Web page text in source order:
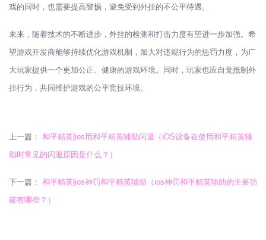
戏的同时，也需要提高警惕，避免受到外挂的不公平待遇。
未来，随着技术的不断进步，外挂的检测和打击力度有望进一步加强。希
望游戏开发商能够持续优化游戏机制，加大对违规行为的惩罚力度，为广
大玩家提供一个更加公正、健康的游戏环境。同时，玩家也应自觉抵制外
挂行为，共同维护游戏的公平竞技环境。
上一篇： 和平精英|ios用和平精英辅助闪退（iOS设备在使用和平精英辅
助时常见的闪退原因是什么？）
下一篇： 和平精英|ios神罚和平精英辅助（ios神罚和平精英辅助的主要功
能有哪些？）